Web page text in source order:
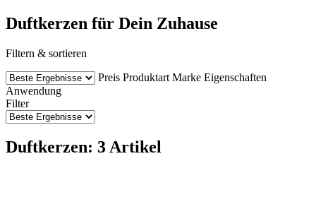
Duftkerzen für Dein Zuhause
Filtern & sortieren
Preis Produktart Marke Eigenschaften
Anwendung
Filter
Duftkerzen: 3 Artikel